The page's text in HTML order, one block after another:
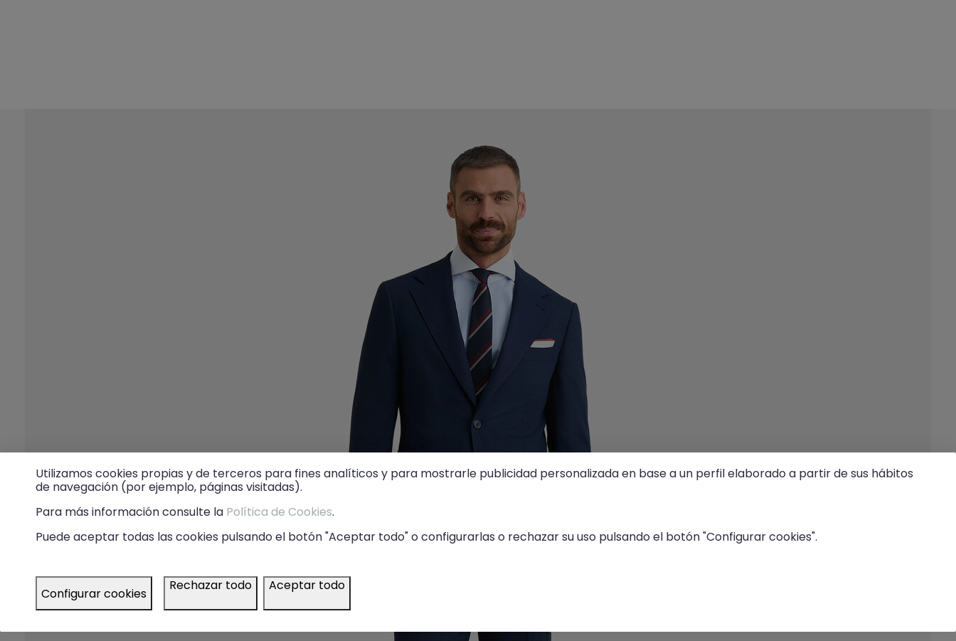
Utilizamos cookies propias y de terceros para fines analíticos y para mostrarle publicidad personalizada en base a un perfil elaborado a partir de sus hábitos
de navegación (por ejemplo, páginas visitadas).
Para más información consulte la Política de Cookies.
Puede aceptar todas las cookies pulsando el botón "Aceptar todo" o configurarlas o rechazar su uso pulsando el botón "Configurar cookies".
Configurar cookies Rechazar todo Aceptar todo